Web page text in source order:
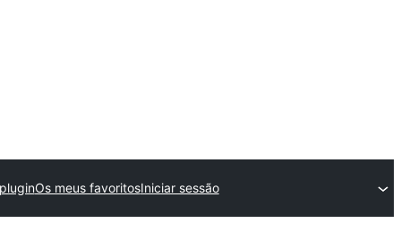
Os meus favoritosIniciar sessão